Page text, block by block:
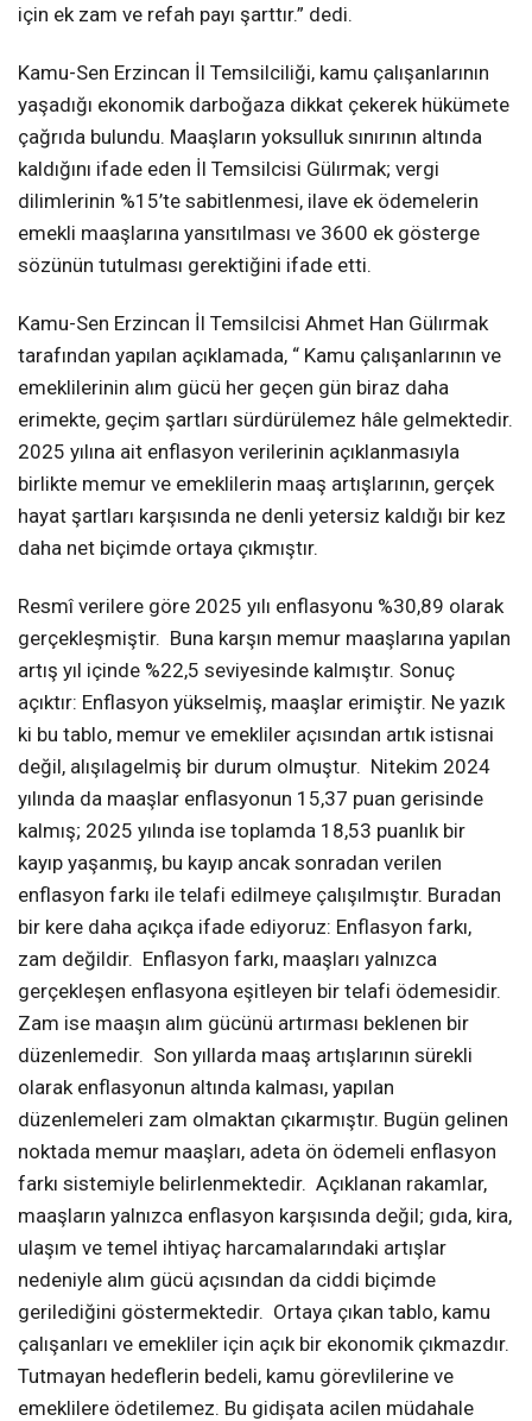
için ek zam ve refah payı şarttır.” dedi.
Kamu-Sen Erzincan İl Temsilciliği, kamu çalışanlarının
yaşadığı ekonomik darboğaza dikkat çekerek hükümete
çağrıda bulundu. Maaşların yoksulluk sınırının altında
kaldığını ifade eden İl Temsilcisi Gülırmak; vergi
dilimlerinin %15’te sabitlenmesi, ilave ek ödemelerin
emekli maaşlarına yansıtılması ve 3600 ek gösterge
sözünün tutulması gerektiğini ifade etti.
Kamu-Sen Erzincan İl Temsilcisi Ahmet Han Gülırmak
tarafından yapılan açıklamada, “ Kamu çalışanlarının ve
emeklilerinin alım gücü her geçen gün biraz daha
erimekte, geçim şartları sürdürülemez hâle gelmektedir.
2025 yılına ait enflasyon verilerinin açıklanmasıyla
birlikte memur ve emeklilerin maaş artışlarının, gerçek
hayat şartları karşısında ne denli yetersiz kaldığı bir kez
daha net biçimde ortaya çıkmıştır.
Resmî verilere göre 2025 yılı enflasyonu %30,89 olarak
gerçekleşmiştir. Buna karşın memur maaşlarına yapılan
artış yıl içinde %22,5 seviyesinde kalmıştır. Sonuç
açıktır: Enflasyon yükselmiş, maaşlar erimiştir. Ne yazık
ki bu tablo, memur ve emekliler açısından artık istisnai
değil, alışılagelmiş bir durum olmuştur. Nitekim 2024
yılında da maaşlar enflasyonun 15,37 puan gerisinde
kalmış; 2025 yılında ise toplamda 18,53 puanlık bir
kayıp yaşanmış, bu kayıp ancak sonradan verilen
enflasyon farkı ile telafi edilmeye çalışılmıştır. Buradan
bir kere daha açıkça ifade ediyoruz: Enflasyon farkı,
zam değildir. Enflasyon farkı, maaşları yalnızca
gerçekleşen enflasyona eşitleyen bir telafi ödemesidir.
Zam ise maaşın alım gücünü artırması beklenen bir
düzenlemedir. Son yıllarda maaş artışlarının sürekli
olarak enflasyonun altında kalması, yapılan
düzenlemeleri zam olmaktan çıkarmıştır. Bugün gelinen
noktada memur maaşları, adeta ön ödemeli enflasyon
farkı sistemiyle belirlenmektedir. Açıklanan rakamlar,
maaşların yalnızca enflasyon karşısında değil; gıda, kira,
ulaşım ve temel ihtiyaç harcamalarındaki artışlar
nedeniyle alım gücü açısından da ciddi biçimde
gerilediğini göstermektedir. Ortaya çıkan tablo, kamu
çalışanları ve emekliler için açık bir ekonomik çıkmazdır.
Tutmayan hedeflerin bedeli, kamu görevlilerine ve
emeklilere ödetilemez. Bu gidişata acilen müdahale